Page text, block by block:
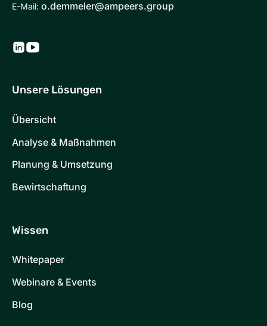
E-Mail: o.demmeler@ampeers.group
Unsere Lösungen
Übersicht
Analyse & Maßnahmen
Planung & Umsetzung
Bewirtschaftung
Wissen
Whitepaper
Webinare & Events
Blog